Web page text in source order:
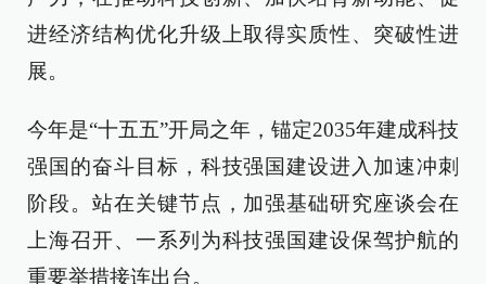
进经济结构优化升级上取得实质性、突破性进
展。
今年是“十五五”开局之年，锚定2035年建成科技
强国的奋斗目标，科技强国建设进入加速冲刺
阶段。站在关键节点，加强基础研究座谈会在
上海召开、一系列为科技强国建设保驾护航的
重要举措接连出台。